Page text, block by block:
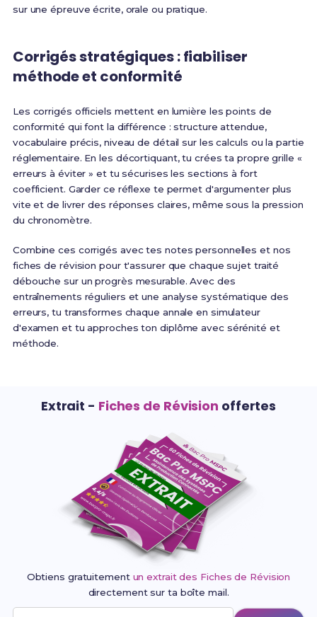
sur une épreuve écrite, orale ou pratique.
Corrigés stratégiques : fiabiliser
méthode et conformité
Les corrigés officiels mettent en lumière les points de
conformité qui font la différence : structure attendue,
vocabulaire précis, niveau de détail sur les calculs ou la partie
réglementaire. En les décortiquant, tu crées ta propre grille «
erreurs à éviter » et tu sécurises les sections à fort
coefficient. Garder ce réflexe te permet d'argumenter plus
vite et de livrer des réponses claires, même sous la pression
du chronomètre.
Combine ces corrigés avec tes notes personnelles et nos
fiches de révision pour t'assurer que chaque sujet traité
débouche sur un progrès mesurable. Avec des
entraînements réguliers et une analyse systématique des
erreurs, tu transformes chaque annale en simulateur
d'examen et tu approches ton diplôme avec sérénité et
méthode.
Extrait - Fiches de Révision offertes
Obtiens gratuitement un extrait des Fiches de Révision
directement sur ta boîte mail.